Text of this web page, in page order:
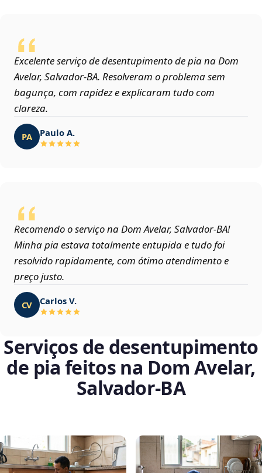
Excelente serviço de desentupimento de pia na Dom
Avelar, Salvador‑BA. Resolveram o problema sem
bagunça, com rapidez e explicaram tudo com
clareza.
PA Paulo A.
Recomendo o serviço na Dom Avelar, Salvador‑BA!
Minha pia estava totalmente entupida e tudo foi
resolvido rapidamente, com ótimo atendimento e
preço justo.
CV Carlos V.
Serviços de desentupimento
de pia feitos na Dom Avelar,
Salvador‑BA